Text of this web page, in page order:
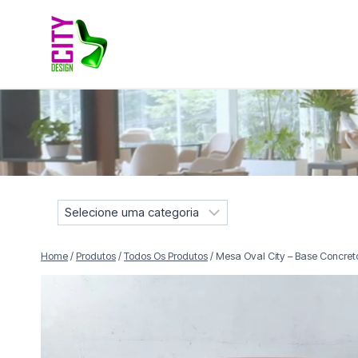
Conteúdo
Móveis selecionados para compor projetos residenciais
e
e
Home / Produtos / Todos Os Produtos / Mesa Oval City – Base